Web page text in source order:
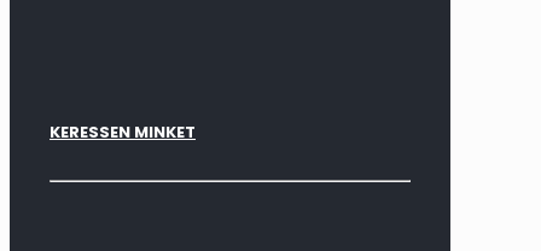
KERESSEN MINKET